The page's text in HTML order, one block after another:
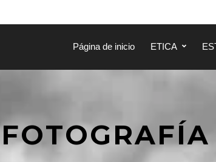
Página de inicio ETICA